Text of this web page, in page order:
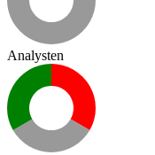
Analysten